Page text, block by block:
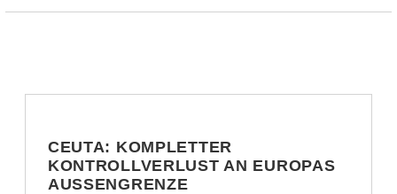
CEUTA: KOMPLETTER
KONTROLLVERLUST AN EUROPAS
AUSSENGRENZE